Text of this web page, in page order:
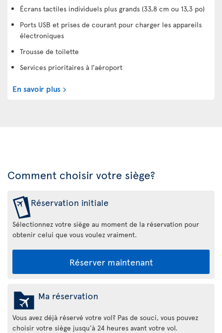
Écrans tactiles individuels plus grands (33,8 cm ou 13,3 po)
Ports USB et prises de courant pour charger les appareils
électroniques
Trousse de toilette
Services prioritaires à l’aéroport
En savoir plus
Comment choisir votre siège?
Réservation initiale
Sélectionnez votre siège au moment de la réservation pour
obtenir celui que vous voulez vraiment.
Réserver maintenant
Ma réservation
Vous avez déjà réservé votre vol? Pas de souci, vous pouvez
choisir votre siège jusqu'à 24 heures avant votre vol.